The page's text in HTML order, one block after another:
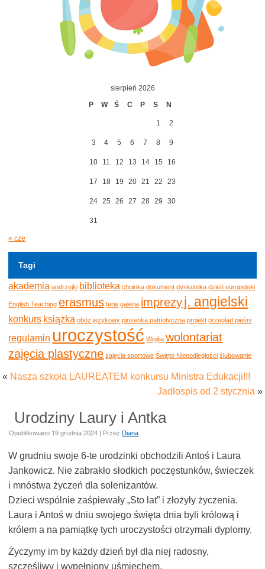
sierpień 2026
P
W Ś C P S N
1 2
3 4 5 6 7 8 9
10 11 12 13 14 15 16
17 18 19 20 21 22 23
24 25 26 27 28 29 30
31
« cze
Tagi
akademia andrzejki biblioteka choinka dokument dyskoteka dzień europejski
English Teaching erasmus ferie galeria imprezyj. angielski
konkurs książka obóz językowy piosenka patriotyczna projekt przegląd pieśni
regulamin uroczystość Wigilia wolontariat
zajęcia plastyczne zajęcia sportowe Święto Niepodległości ślubowanie
« Nasza szkoła LAUREATEM konkursu Ministra Edukacji!!!
Jadłospis od 2 stycznia »
Urodziny Laury i Antka
Opublikowano 19 grudnia 2024 | Przez Diana
W grudniu swoje 6-te urodzinki obchodzili Antoś i Laura
Jankowicz. Nie zabrakło słodkich poczęstunków, świeczek
i mnóstwa życzeń dla solenizantów.
Dzieci wspólnie zaśpiewały „Sto lat” i złożyły życzenia.
Laura i Antoś w dniu swojego święta dnia byli królową i
królem a na pamiątkę tych uroczystości otrzymali dyplomy.
Życzymy im by każdy dzień był dla niej radosny,
szczęśliwy i wypełniony uśmiechem.